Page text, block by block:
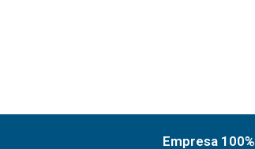
Empresa 100%